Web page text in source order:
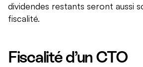
dividendes restants seront aussi
fiscalité.
Fiscalité d’un CTO